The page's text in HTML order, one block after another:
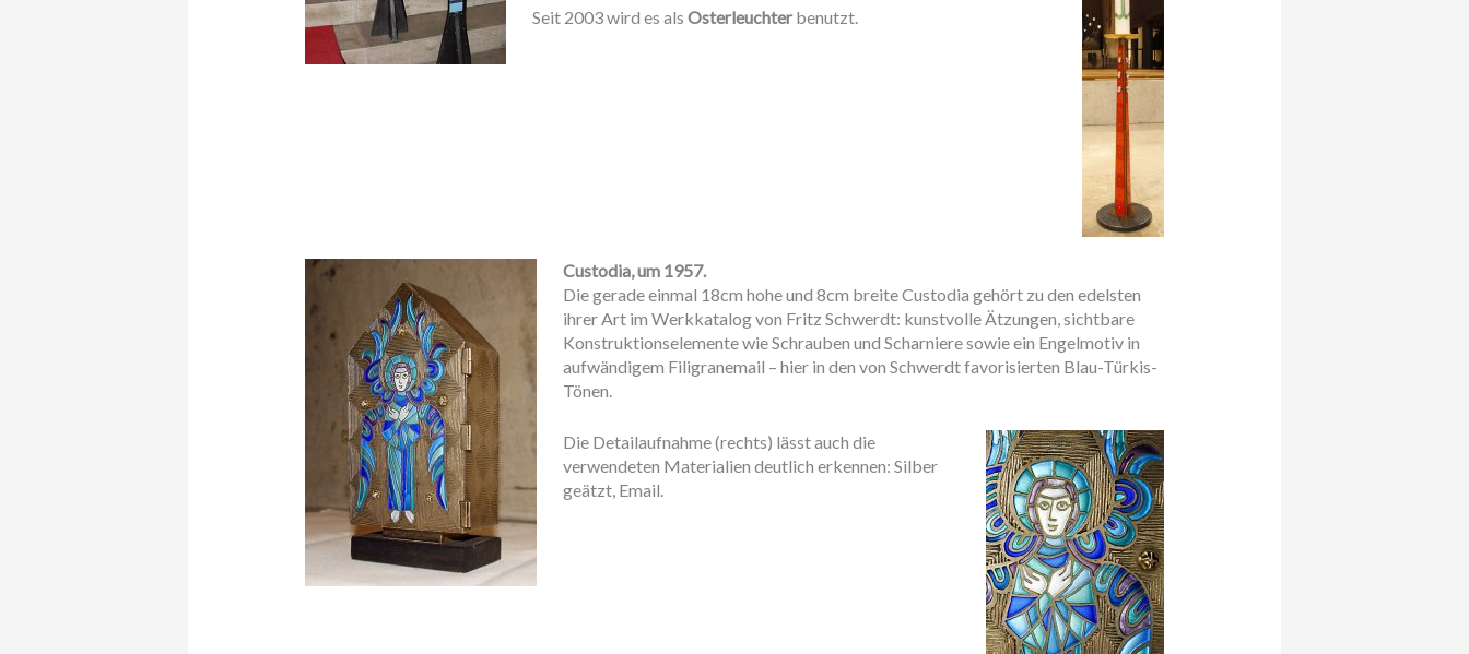
Seit 2003 wird es als Osterleuchterbenutzt.
Custodia, um 1957.
Die gerade einmal 18cm hohe und 8cm breite Custodia gehört zu den edelsten
ihrer Art im Werkkatalog von Fritz Schwerdt: kunstvolle Ätzungen, sichtbare
Konstruktionselemente wie Schrauben und Scharniere sowie ein Engelmotiv in
aufwändigem Filigranemail – hier in den von Schwerdt favorisierten Blau-Türkis-
Tönen.
Die Detailaufnahme (rechts) lässt auch die
verwendeten Materialien deutlich erkennen: Silber
geätzt, Email.